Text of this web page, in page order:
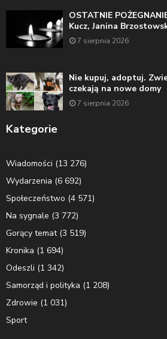
OSTATNIE
Kucz, Janina
7 sierpnia 2026
Nie kupuj, adoptuj.
czekają na nowe domy
7 sierpnia 2026
Kategorie
Wiadomości (13 276)
Wydarzenia (6 692)
Społeczeństwo (4 571)
Na sygnale (3 772)
Gorący temat(3 519)
Kronika (1 694)
Odeszli (1 342)
Samorząd i polityka (1 208)
Zdrowie (1 031)
Sport